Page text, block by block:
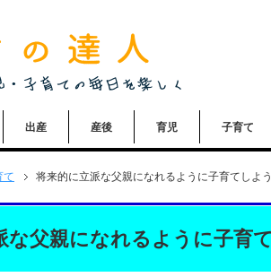
出産 産後 育児 子育て
て 将来的に立派な父親になれるように子育てしよう
な父親になれるように子育